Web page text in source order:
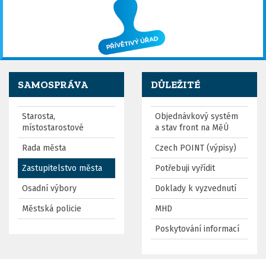
SAMOSPRÁVA
Starosta,
místostarostové
Rada města
Zastupitelstvo města
Osadní výbory
Městská policie
DŮLEŽITÉ
Objednávkový systém
a stav front na MěÚ
Czech POINT (výpisy)
Potřebuji vyřídit
Doklady k vyzvednutí
MHD
Poskytování informací